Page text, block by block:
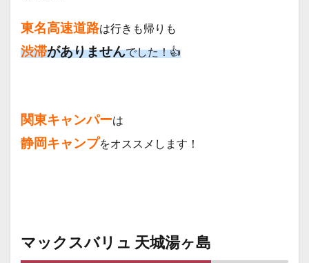
東名高速道路は行きも帰りも
渋滞がありませんでした！👍
関東キャンパーは
静岡キャンプをオススメします！
マックスバリュ 天城湯ヶ島